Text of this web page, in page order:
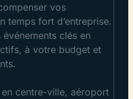
vos
temps fort d’entreprise.
clés en
à votre budget et
centre-ville, aéroport